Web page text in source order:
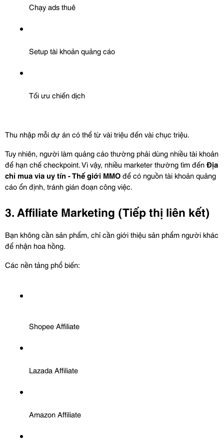
Chạy ads thuê
Setup tài khoản quảng cáo
Tối ưu chiến dịch
Thu nhập mỗi dự án có thể từ vài triệu đến vài chục triệu.
Tuy nhiên, người làm quảng cáo thường phải dùng nhiều tài khoản
để hạn chế checkpoint. Vì vậy, nhiều marketer thường tìm đến Địa
chỉ mua via uy tín - Thế giới MMO để có nguồn tài khoản quảng
cáo ổn định, tránh gián đoạn công việc.
3. Affiliate Marketing (Tiếp thị liên kết)
Bạn không cần sản phẩm, chỉ cần giới thiệu sản phẩm người khác
để nhận hoa hồng.
Các nền tảng phổ biến:
Shopee Affiliate
Lazada Affiliate
Amazon Affiliate